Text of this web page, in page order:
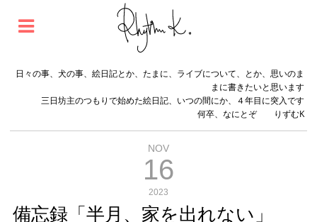
日々の事、犬の事、絵日記とか、たまに、ライブについて、とか、思いのま
まに書きたいと思います
三日坊主のつもりで始めた絵日記、いつの間にか、４年目に突入です
何卒、なにとぞ りずむK
NOV
16
2023
備忘録「半月、家を出れない」